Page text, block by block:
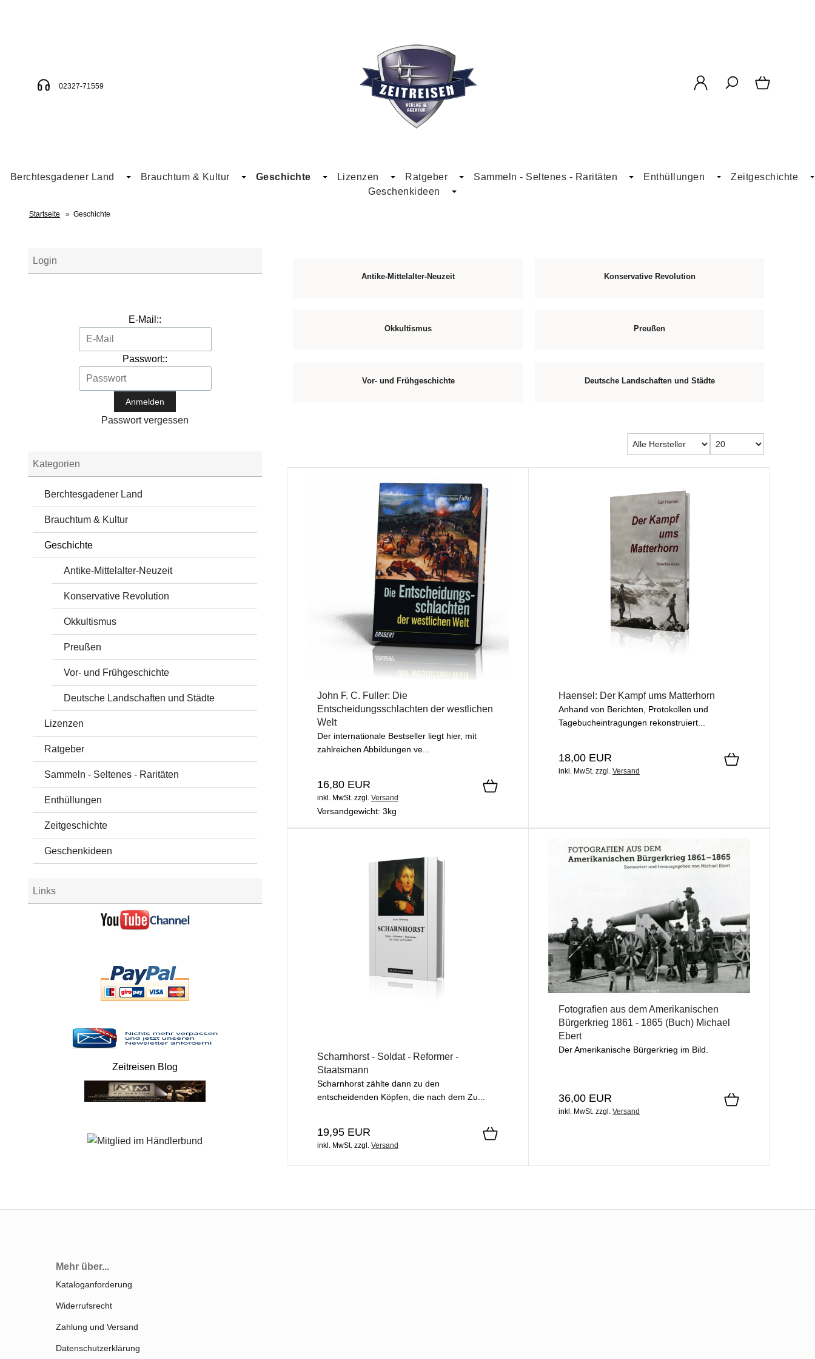
02327-71559
Berchtesgadener Land Brauchtum & Kultur Geschichte Lizenzen Ratgeber Sammeln - Seltenes - Raritäten Enthüllungen
Zeitgeschichte
Geschenkideen
Startseite » Geschichte
Login
E-Mail::
Passwort::
Passwort vergessen
Kategorien
Berchtesgadener Land
Brauchtum & Kultur
Geschichte
Antike-Mittelalter-Neuzeit
Konservative Revolution
Okkultismus
Preußen
Vor- und Frühgeschichte
Deutsche Landschaften und Städte
Lizenzen
Ratgeber
Sammeln - Seltenes - Raritäten
Enthüllungen
Zeitgeschichte
Geschenkideen
Links
Zeitreisen Blog
Antike-Mittelalter-Neuzeit Konservative Revolution
Okkultismus Preußen
Vor- und Frühgeschichte Deutsche Landschaften und Städte
John F. C. Fuller: Die
Entscheidungsschlachten der westlichen
Welt
Der internationale Bestseller liegt hier, mit
zahlreichen Abbildungen ve...
16,80 EUR
inkl. MwSt. zzgl. Versand
Versandgewicht: 3kg
Haensel: Der Kampf ums Matterhorn
Anhand von Berichten, Protokollen und
Tagebucheintragungen rekonstruiert...
18,00 EUR
inkl. MwSt. zzgl. Versand
Scharnhorst - Soldat - Reformer -
Staatsmann
Scharnhorst zählte dann zu den
entscheidenden Köpfen, die nach dem Zu...
19,95 EUR
inkl. MwSt. zzgl. Versand
Fotografien aus dem Amerikanischen
Bürgerkrieg 1861 - 1865 (Buch) Michael
Ebert
Der Amerikanische Bürgerkrieg im Bild.
36,00 EUR
inkl. MwSt. zzgl. Versand
Mehr über...
Kataloganforderung
Widerrufsrecht
Zahlung und Versand
Datenschutzerklärung